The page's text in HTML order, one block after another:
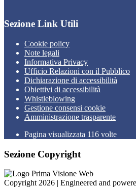
Sezione Link Utili
Cookie policy
Note legali
Informativa Privacy
Ufficio Relazioni con il Pubblico
Dichiarazione di accessibilità
Obiettivi di accessibilità
Whistleblowing
Gestione consensi cookie
Amministrazione trasparente
Pagina visualizzata 116 volte
Sezione Copyright
Copyright 2026 | Engineered and